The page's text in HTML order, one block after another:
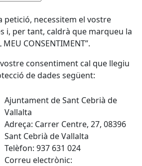
petició, necessitem el vostre
i, per tant, caldrà que marqueu la
CONSENTIMENT”.
consentiment cal que llegiu
de dades següent:
Ajuntament de Sant Cebrià de
Vallalta
Adreça: Carrer Centre, 27, 08396
Sant Cebrià de Vallalta
Telèfon: 937 631 024
Correu electrònic: